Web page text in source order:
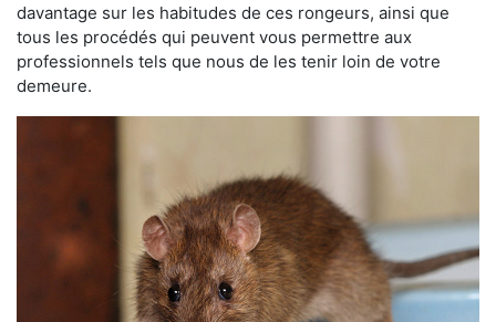
davantage sur les habitudes de ces rongeurs, ainsi que
tous les procédés qui peuvent vous permettre aux
professionnels tels que nous de les tenir loin de votre
demeure.